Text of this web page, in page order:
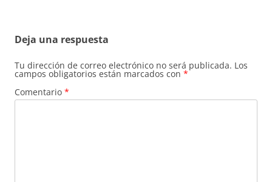
Deja una respuesta
Tu dirección de correo electrónico no será publicada. Los
campos obligatorios están marcados con *
Comentario *